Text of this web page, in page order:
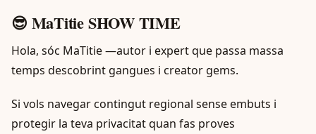
😎 MaTitie SHOW TIME
Hola, sóc MaTitie —autor i expert que passa massa
temps descobrint gangues i creator gems.
Si vols navegar contingut regional sense embuts i
protegir la teva privacitat quan fas proves